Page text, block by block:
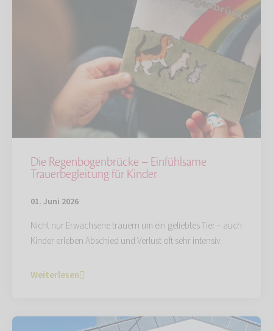
Die Regenbogenbrücke – Einfühlsame
Trauerbegleitung für Kinder
01. Juni 2026
Nicht nur Erwachsene trauern um ein geliebtes Tier – auch
Kinder erleben Abschied und Verlust oft sehr intensiv.
Weiterlesen